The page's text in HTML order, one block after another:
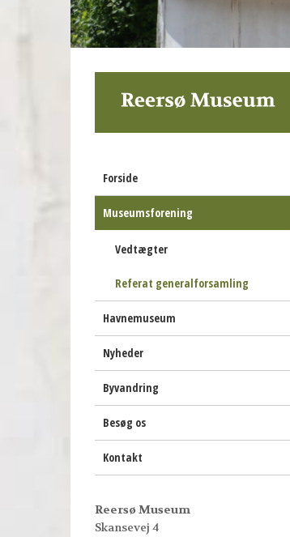
Forside
Museumsforening
Vedtægter
Referat generalforsamling
Havnemuseum
Nyheder
Byvandring
Besøg os
Kontakt
Reersø Museum
Skansevej 4